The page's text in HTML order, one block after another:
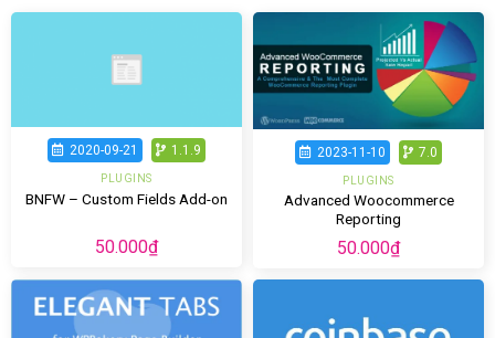
2020-09-21 1.1.9
PLUGINS
BNFW – Custom Fields Add-on
50.000₫
2023-11-10 7.0
PLUGINS
Advanced Woocommerce
Reporting
50.000₫